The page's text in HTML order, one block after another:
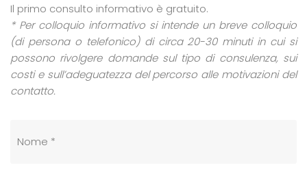
Il primo consulto informativo è gratuito.
* Per colloquio informativo si intende un breve colloquio
(di persona o telefonico) di circa 20-30 minuti in cui si
possono rivolgere domande sul tipo di consulenza, sui
costi e sull’adeguatezza del percorso alle motivazioni del
contatto.